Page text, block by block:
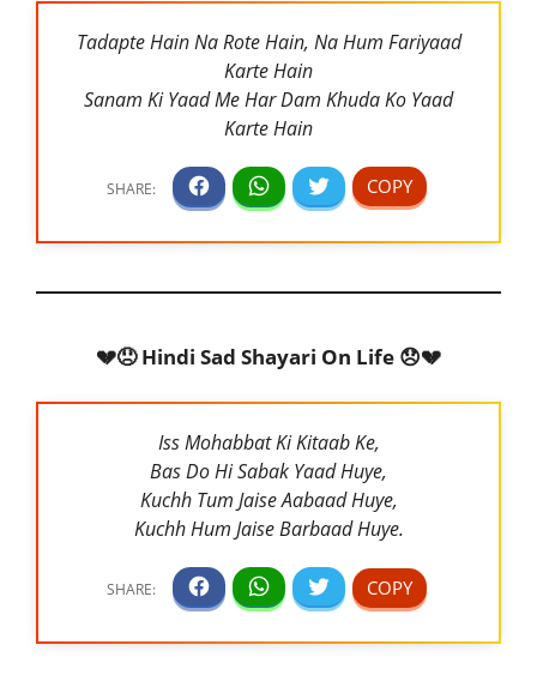
Tadapte Hain Na Rote Hain, Na Hum Fariyaad
Karte Hain
Sanam Ki Yaad Me Har Dam Khuda Ko Yaad
Karte Hain
💔😞 Hindi Sad Shayari On Life 😞💔
Iss Mohabbat Ki Kitaab Ke,
Bas Do Hi Sabak Yaad Huye,
Kuchh Tum Jaise Aabaad Huye,
Kuchh Hum Jaise Barbaad Huye.